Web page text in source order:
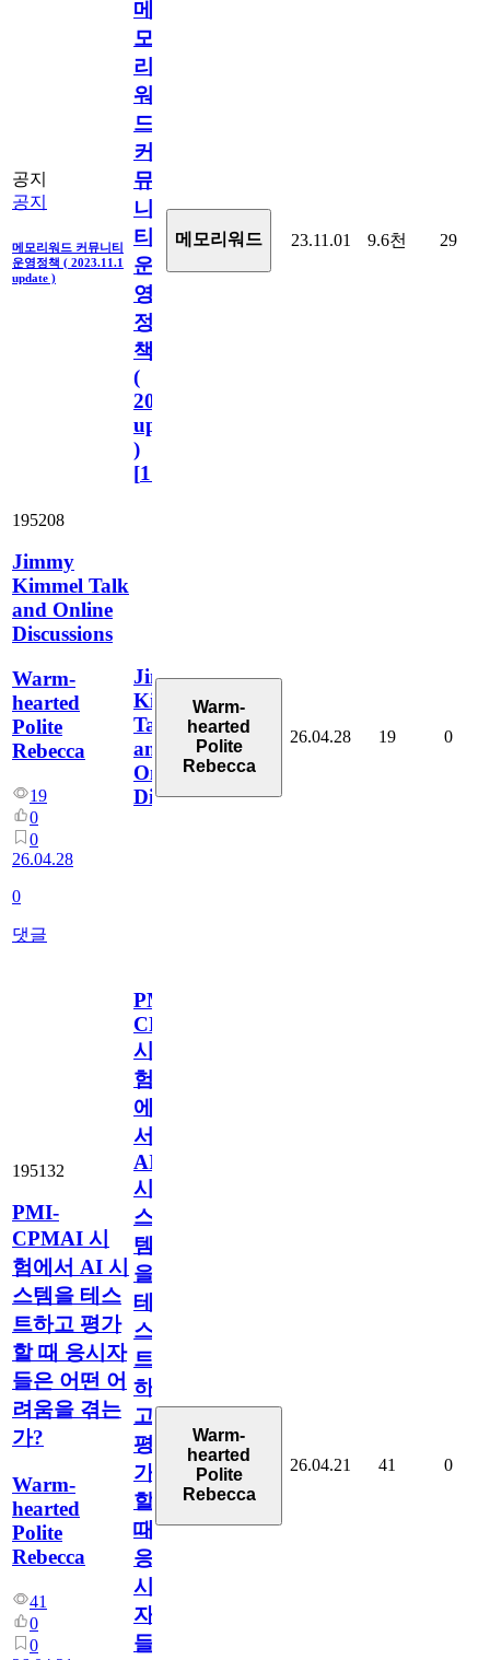
공지
공지
메모리워드 커뮤니티
운영정책 ( 2023.11.1
update )
메
모
리
워
드
커
뮤
니
티
운
영
정
책
(
2023.11.1
update
)
[110
메모리워드 23.11.01 9.6천 29
195208
Jimmy
Kimmel Talk
and Online
Discussions
Warm-
hearted
Polite
Rebecca
19
0
0
26.04.28
0
댓글
Jimmy
Kimmel
Talk
and
Online
Discussions
Warm-
hearted
Polite
Rebecca
26.04.28 19 0
195132
PMI-
CPMAI 시
험에서 AI 시
스템을 테스
트하고 평가
할 때 응시자
들은 어떤 어
려움을 겪는
가?
Warm-
hearted
Polite
Rebecca
41
0
0
PMI-
CPMAI
시
험
에
서
AI
시
스
템
을
테
스
트
하
고
평
가
할
때
응
시
자
들
Warm-
hearted
Polite
Rebecca
26.04.21 41 0